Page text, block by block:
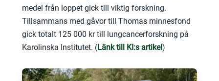
medel från loppet gick till viktig forskning.
Tillsammans med gåvor till Thomas minnesfond
gick totalt 125 000 kr till lungcancerforskning på
Karolinska Institutet. (Länk till KI:s artikel)